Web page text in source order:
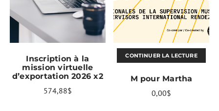
AJOUTER AU PANIER
Inscription à la
mission virtuelle
d’exportation 2026 x2
574,88$
CONTINUER LA LECTURE
M pour Martha
0,00$